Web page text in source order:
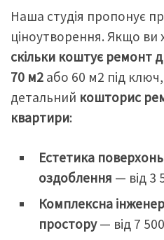
Наша студія пропонує
ціноутворення. Якщо ви
скільки коштує ремонт
70 м2 або 60 м2 під
детальний кошторис
квартири:
Естетика
оздоблення — від 3
Комплексна
простору— від 7